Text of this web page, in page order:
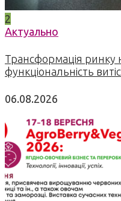
2
Актуально
Трансформація ринку
функціональність
06.08.2026